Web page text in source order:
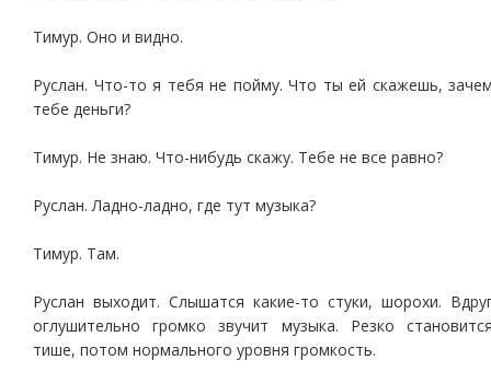
Тимур. Оно и видно.
Руслан. Что-то я тебя не пойму. Что ты ей скажешь,
тебе деньги?
Тимур. Не знаю. Что-нибудь скажу. Тебе не все равно?
Руслан. Ладно-ладно, где тут музыка?
Тимур. Там.
Руслан выходит. Слышатся какие-то стуки, шорохи.
оглушительно громко звучит музыка. Резко
тише, потом нормального уровня громкость.